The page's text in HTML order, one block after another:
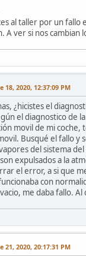
al taller por un fallo
A ver si nos cambian
18, 2020, 12:37:09 PM
¿hicistes el
el diagnostico de
movil de mi
Busqué el fallo y
del sistema
expulsados a la
el error, a si que
con
me daba fallo.
21, 2020, 20:17:31 PM